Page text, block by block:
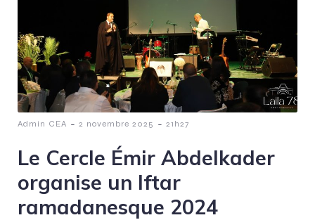
Admin CEA - 2 novembre 2025 - 21h27
Le Cercle Émir Abdelkader
organise un Iftar
ramadanesque 2024